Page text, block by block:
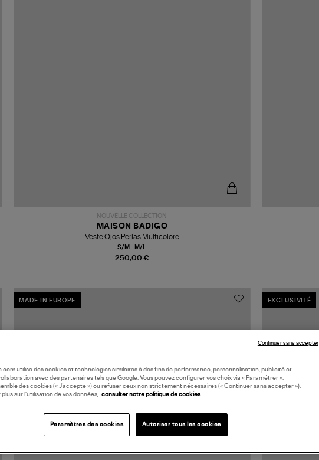
NOUVELLE COLLECTION
250,00 €
MAISON BADIGO
Veste Ojos Perlas Multicolore
S/M M/L
MADE IN EUROPE EXCLUSIVITÉ
utilise des cookies et technologies similaires à des fins de performance, personnalisation, publicité et
avec des partenaires tels que Google. Vous pouvez configurer vos choix via « Paramétrer »,
des cookies (« J’accepte ») ou refuser ceux non strictement nécessaires (« Continuer sans accepter »).
plus sur l’utilisation de vos données, consulter notre politique de cookies
Paramètres des cookies Autoriser tous les cookies
Continuer sans accepter